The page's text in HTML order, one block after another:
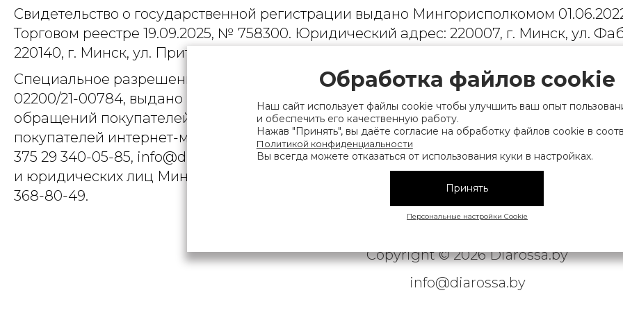
Свидетельство о государственной регистрации выдано Мингорисполкомом
Торговом реестре 19.09.2025, № 758300. Юридический адрес: 220007, г. Минск, ул.
220140, г. Минск, ул. Притыцкого, д.79, пом. 9
Специальное разрешение (лицензия) на деятельность, связанную с
02200/21-00784, выдано Министерством финансов Республики Беларусь. Номер
обращений покупателей интернет-магазина), а также лица уполномоченного
покупателей интернет-магазина о нарушении их прав, предусмотренных
375 29 340-05-85, info@diarossa.by. Номера контактных телефонов работников
и юридических лиц Минского городского исполнительного комитета,
368-80-49.
|
Copyright © 2026 Diarossa.by
info@diarossa.by
Обработка файлов cookie
Наш сайт использует файлы cookie чтобы улучшить ваш опыт
и обеспечить его качественную работу.
Нажав "Принять", вы даёте согласие на обработку файлов cookie в
Политикой конфиденциальности
Вы всегда можете отказаться от использования куки в настройках.
Принять
Персональные настройки Cookie